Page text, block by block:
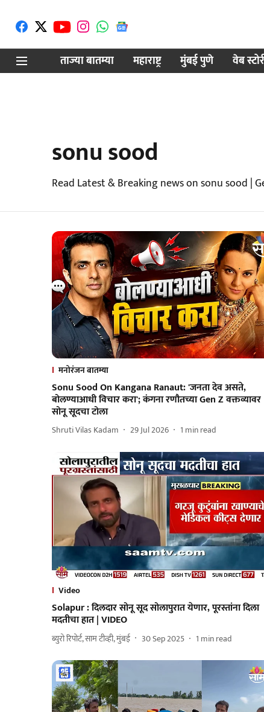
ताज्या बातम्या
महाराष्ट्र मुंबई पुणे वेब
sonu sood
Read Latest & Breaking news on sonu sood |
मनोरंजन बातम्या
Sonu Sood On Kangana Ranaut: 'जनता देव असते,
बोलण्याआधी विचार करा'; कंगना रणौतच्या Gen Z वक्तव्यावर
सोनू सूदचा टोला
Shruti Vilas Kadam 29 Jul 2026 1 min read
Video
Solapur : दिलदार सोनू सूद सोलापुरात येणार, पूरस्तांना दिला
मदतीचा हात | VIDEO
ब्युरो रिपोर्ट, साम टीव्ही, मुंबई 30 Sep 2025 1 min read